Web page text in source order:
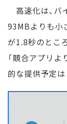
高速化は、バ
93MBよりも小
が1.8秒のとこ
「競合アプリよ
的な提供予定は